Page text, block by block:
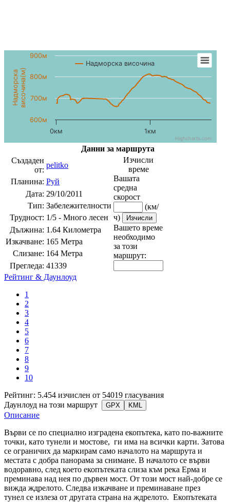
Надморскависочина(м)
Надморска височина
0км 1км
600м
700м
800м
900м
Highcharts.com
Данни за маршрута
Създаден
от:
pelitko
Изчисли
време
Вашата
средна
скорост
(км/
ч)
Вашето време
необходимо
за този
маршрут:
Планина: Руй
Дата: 29/10/2011
Тип: Забележителности
Трудност: 1/5 - Много лесен
Дължина: 1.64 Километра
Изкачване: 165 Метра
Слизане: 164 Метра
Прегледа: 41339
Рейтинг & Даунлоуд
1
2
3
4
5
6
7
8
9
10
Рейтинг: 5.454 изчислен от 54019 гласувания
Даунлоуд на този маршрут
GPX KML
Описание
Върви се по специално изградена екопътека, като по-важните
точки, като тунели и мостове, ги има на всички карти. Затова
се ограничих да маркирам само началото на маршрута и
местата с добра панорама за снимане. В началото се върви
водоравно, след което екопътеката слиза към река Ерма и
преминава над нея по дървен мост. От този мост най-добре се
вижда ждрелото. Следва изкачване и преминаване през
тунел се излеза от другата страна на ждрелото. Екопътеката